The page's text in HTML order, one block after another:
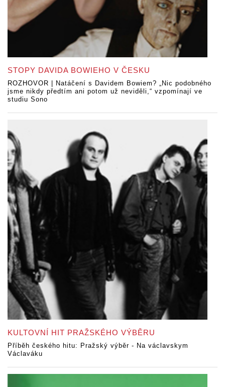
STOPY DAVIDA BOWIEHO V ČESKU
ROZHOVOR | Natáčení s Davidem Bowiem? „Nic podobného
jsme nikdy předtím ani potom už neviděli,“ vzpomínají ve
studiu Sono
KULTOVNÍ HIT PRAŽSKÉHO VÝBĚRU
Příběh českého hitu: Pražský výběr - Na václavskym
Václaváku